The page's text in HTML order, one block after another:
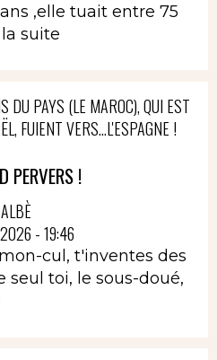
,elle tuait entre 75
suite
DU PAYS (LE MAROC), QUI EST
FUIENT VERS...L'ESPAGNE !
PERVERS !
ALBÈ
- 19:46
cul, t'inventes des
seul toi, le sous-doué,